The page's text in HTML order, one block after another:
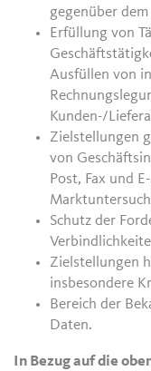
gegenüber
Erfüllung von
Ausfüllen von
Kunden-/
Zielstellungen
von
Post, Fax und
Schutz der
Zielstellungen
insbesondere
Bereich der
Daten.
In Bezug auf die